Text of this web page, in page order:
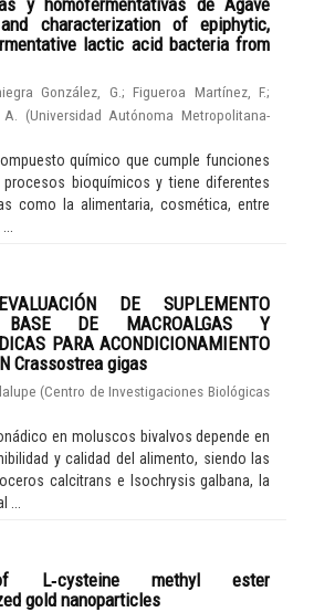
characterization of epiphytic,
lactic acid bacteria from
González, G. ;Figueroa Martínez, F.;
(Universidad Autónoma Metropolitana-
químico que cumple funciones
bioquímicos y tiene diferentes
como la alimentaria, cosmética, entre
DE SUPLEMENTO
DE MACROALGAS Y
PARA ACONDICIONAMIENTO
Crassostrea gigas
(Centro de Investigaciones Biológicas
en moluscos bivalvos depende en
y calidad del alimento, siendo las
calcitrans e Isochrysis galbana, la
of L‑cysteine methyl ester
gold nanoparticles